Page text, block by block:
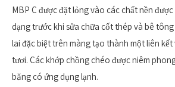
MBP C được đặt lỏng vào các chất nền
dạng trước khi sửa chữa cốt thép và bê
lai đặc biệt trên màng tạo thành một liên
tươi. Các khớp chồng chéo được niêm
băng có ứng dụng lạnh.